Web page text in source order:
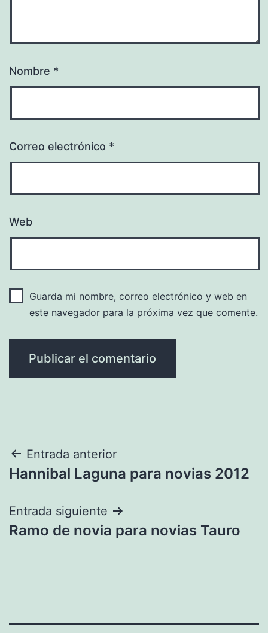
Nombre *
Correo electrónico *
Web
Guarda mi nombre, correo electrónico y web en
este navegador para la próxima vez que comente.
Navegación
de
entradas
Entrada anterior
Hannibal Laguna para novias 2012
Entrada siguiente
Ramo de novia para novias Tauro